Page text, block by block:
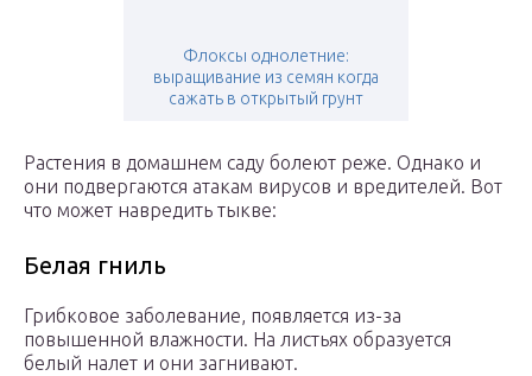
Флоксы однолетние:
выращивание из семян когда
сажать в открытый грунт
Растения в домашнем саду болеют реже. Однако и
они подвергаются атакам вирусов и вредителей. Вот
что может навредить тыкве:
Белая гниль
Грибковое заболевание, появляется из-за
повышенной влажности. На листьях образуется
белый налет и они загнивают.